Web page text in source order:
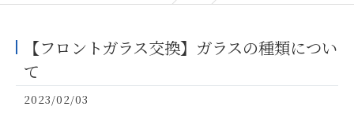
【フロントガラス交換】ガラスの種類につい
て
2023/02/03